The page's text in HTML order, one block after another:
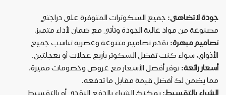
جودة لا تضاهى: جميع السكوترات المتوفرة على دراجتي
مصنوعة من مواد عالية الجودة وتأتي مع ضمان لأداء متميز.
تصاميم مبهرة: نقدم تصاميم متنوعة وعصرية تناسب جميع
الأذواق، سواء كنت تفضل السكوتر بأربع عجلات أو بعجلتين.
أسعار رائعة: نوفر أفضل الأسعار مع عروض وخصومات مميزة،
مما يضمن لك أفضل قيمة مقابل ما تدفعه.
الشراء بالتقسيط: يمكنك الشراء بالدفع النقدي أو بالتقسيط